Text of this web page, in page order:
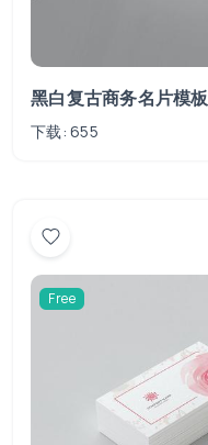
黑白复古商务名片模板
下载: 655
Free